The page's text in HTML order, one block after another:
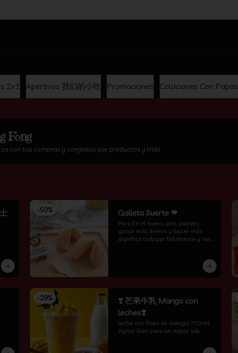
2x1 Apertivos 我们的小吃 Promociones Colaciones Con Papas
Fong
con tus compras y canjealos por productos y más
-50% Galleta Suerte ❤
Para En el nuevo año, puedes
ganar más dinero y hacer más.
Significa trabajar felizmente y vivir
-29%
❣️ 芒果牛乳 Mango con
leches❣️
leche con fruta de mango 750 ml
Agitar bien para un mejor sab